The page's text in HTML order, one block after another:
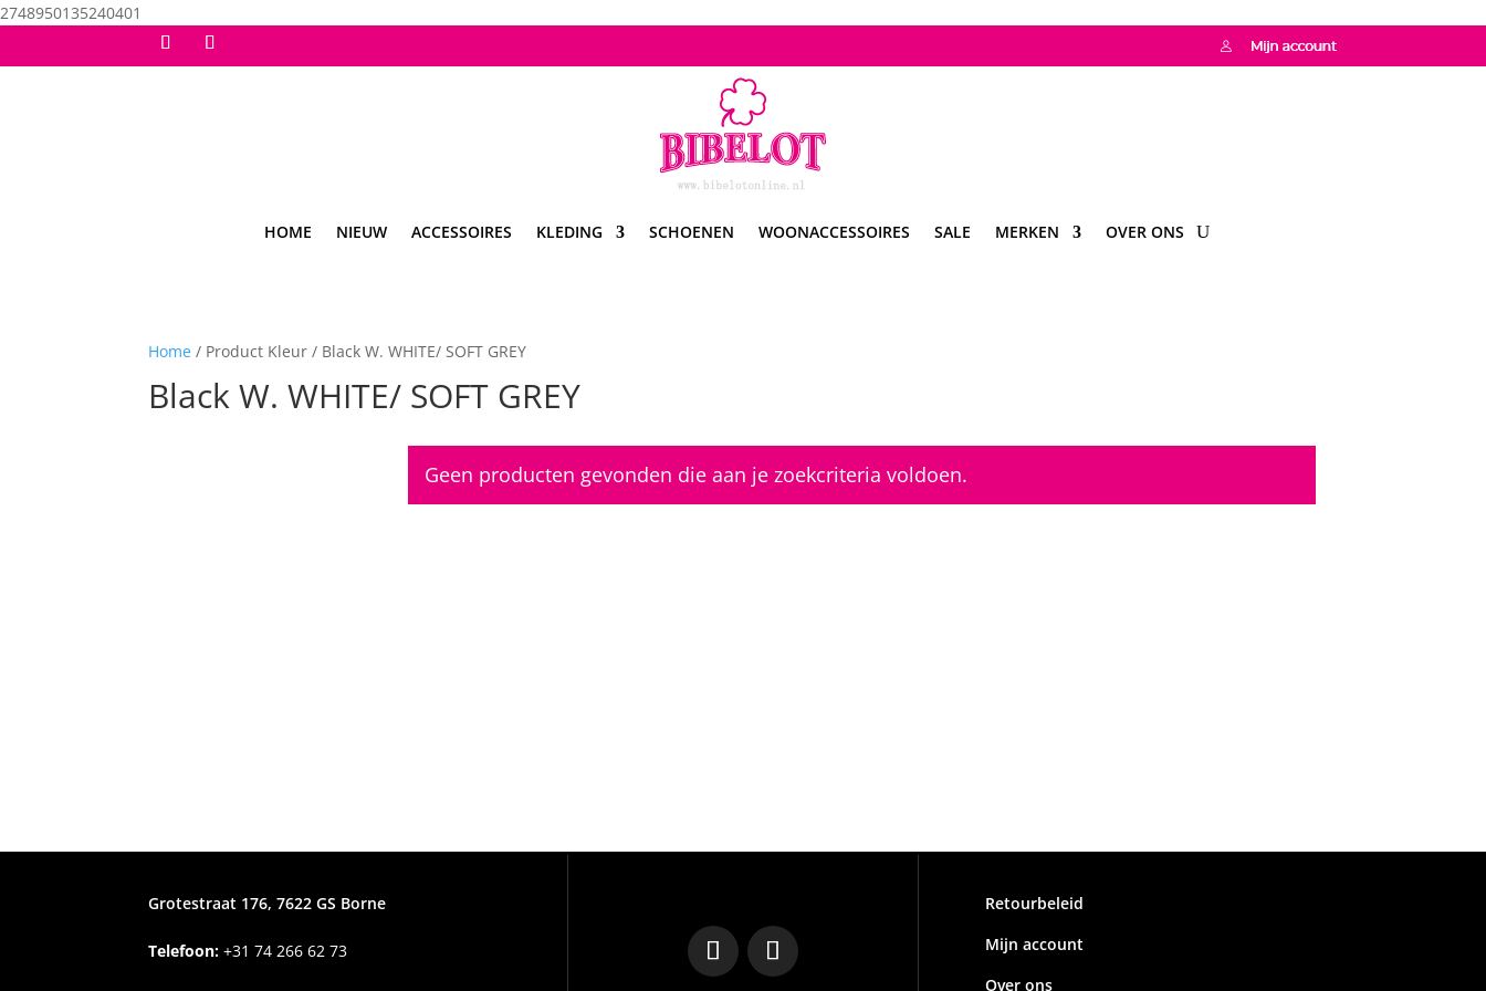
2748950135240401
HOME NIEUW ACCESSOIRES KLEDING SCHOENEN WOONACCESSOIRES SALE MERKEN OVER ONS
Home / Product Kleur / Black W. WHITE/ SOFT GREY
Black W. WHITE/ SOFT GREY
Geen producten gevonden die aan je zoekcriteria voldoen.
Grotestraat 176, 7622 GS Borne
Telefoon: +3174 266 62 73
Retourbeleid
Mijn account
Over ons